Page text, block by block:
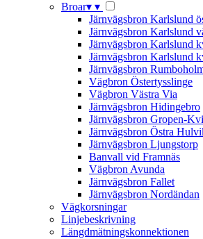
Broar▾ ▾
Järnvägsbron Karlslund
Järnvägsbron Karlslund
Järnvägsbron Karlslund
Järnvägsbron Karlslund
Järnvägsbron
Vägbron Östertysslinge
Vägbron Västra Via
Järnvägsbron Hidingebro
Järnvägsbron Gropen-
Järnvägsbron Östra
Järnvägsbron Ljungstorp
Banvall vid Framnäs
Vägbron Avunda
Järnvägsbron Fallet
Järnvägsbron Nordändan
Vägkorsningar
Linjebeskrivning
Längdmätningskonnektionen